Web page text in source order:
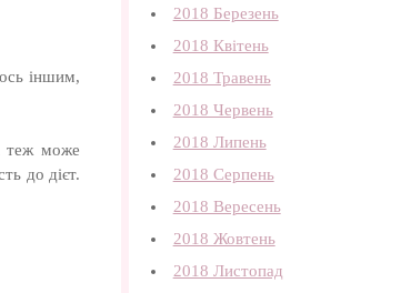
іншим,
теж може
до дієт.
2018 Березень
2018 Квітень
2018 Травень
2018 Червень
2018 Липень
2018 Серпень
2018 Вересень
2018 Жовтень
2018 Листопад